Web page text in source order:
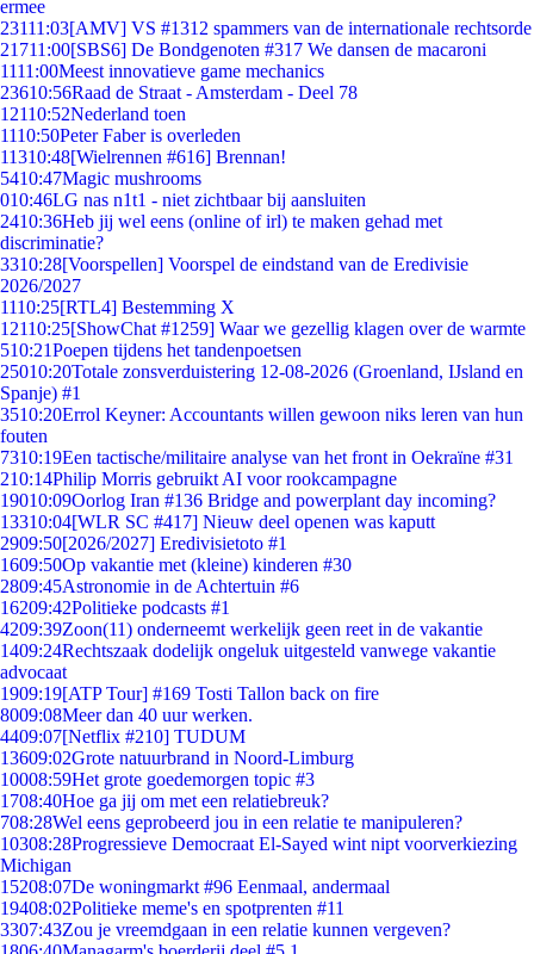
ermee
23111:03[AMV] VS #1312 spammers van de internationale rechtsorde
21711:00[SBS6] De Bondgenoten #317 We dansen de macaroni
1111:00Meest innovatieve game mechanics
23610:56Raad de Straat - Amsterdam - Deel 78
12110:52Nederland toen
1110:50Peter Faber is overleden
11310:48[Wielrennen #616] Brennan!
5410:47Magic mushrooms
010:46LG nas n1t1 - niet zichtbaar bij aansluiten
2410:36Heb jij wel eens (online of irl) te maken gehad met
discriminatie?
3310:28[Voorspellen] Voorspel de eindstand van de Eredivisie
2026/2027
1110:25[RTL4] Bestemming X
12110:25[ShowChat #1259] Waar we gezellig klagen over de warmte
510:21Poepen tijdens het tandenpoetsen
25010:20Totale zonsverduistering 12-08-2026 (Groenland, IJsland en
Spanje) #1
3510:20Errol Keyner: Accountants willen gewoon niks leren van hun
fouten
7310:19Een tactische/militaire analyse van het front in Oekraïne #31
210:14Philip Morris gebruikt AI voor rookcampagne
19010:09Oorlog Iran #136 Bridge and powerplant day incoming?
13310:04[WLR SC #417] Nieuw deel openen was kaputt
2909:50[2026/2027] Eredivisietoto #1
1609:50Op vakantie met (kleine) kinderen #30
2809:45Astronomie in de Achtertuin #6
16209:42Politieke podcasts #1
4209:39Zoon(11) onderneemt werkelijk geen reet in de vakantie
1409:24Rechtszaak dodelijk ongeluk uitgesteld vanwege vakantie
advocaat
1909:19[ATP Tour] #169 Tosti Tallon back on fire
8009:08Meer dan 40 uur werken.
4409:07[Netflix #210] TUDUM
13609:02Grote natuurbrand in Noord-Limburg
10008:59Het grote goedemorgen topic #3
1708:40Hoe ga jij om met een relatiebreuk?
708:28Wel eens geprobeerd jou in een relatie te manipuleren?
10308:28Progressieve Democraat El-Sayed wint nipt voorverkiezing
Michigan
15208:07De woningmarkt #96 Eenmaal, andermaal
19408:02Politieke meme's en spotprenten #11
3307:43Zou je vreemdgaan in een relatie kunnen vergeven?